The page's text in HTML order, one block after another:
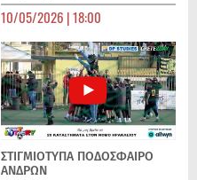
10/05/2026 | 18:00
ΣΤΙΓΜΙΟΤΥΠΑ ΠΟΔΌΣΦΑΙΡΟ
ΑΝΔΡΏΝ